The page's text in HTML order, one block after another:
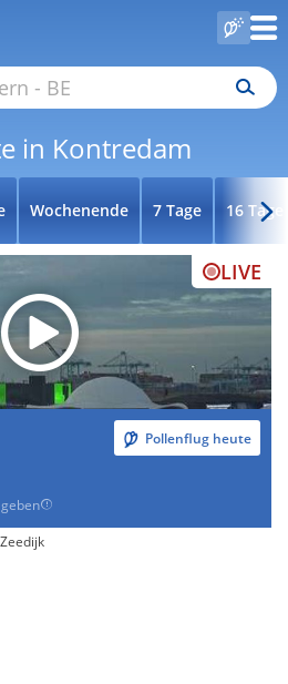
in Kontredam
Wochenende 7 Tage 16 Tage
LIVE
Pollenflug heute